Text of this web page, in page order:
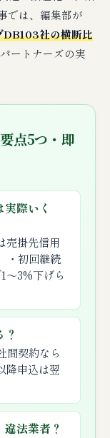
では、編集部が
DB103社の横断比
ートナーズの実
点5つ・即
際いく
売掛先信用
・初回継続
〜3%下げら
間契約なら
降申込は翌
法業者？